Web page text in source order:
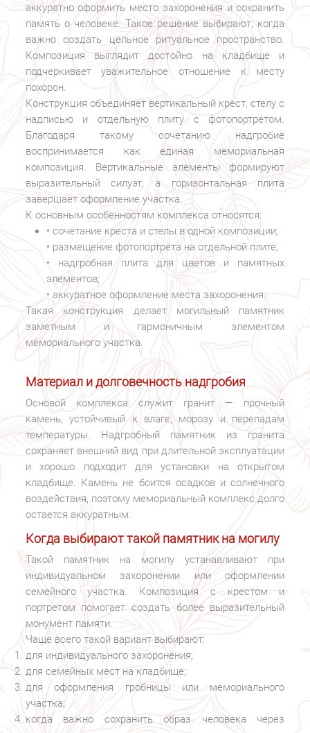
аккуратно оформить место захоронения и сохранить
память о человеке. Такое решение выбирают, когда
важно создать цельное ритуальное пространство.
Композиция выглядит достойно на кладбище и
подчеркивает уважительное отношение к месту
похорон.
Конструкция объединяет вертикальный крест, стелу с
надписью и отдельную плиту с фотопортретом.
Благодаря такому сочетанию надгробие
воспринимается как единая мемориальная
композиция. Вертикальные элементы формируют
выразительный силуэт, а горизонтальная плита
завершает оформление участка.
К основным особенностям комплекса относятся:
• сочетание креста и стелы в одной композиции;
• размещение фотопортрета на отдельной плите;
• надгробная плита для цветов и памятных
элементов;
• аккуратное оформление места захоронения.
Такая конструкция делает могильный памятник
заметным и гармоничным элементом
мемориального участка.
Материал и долговечность надгробия
Основой комплекса служит гранит — прочный
камень, устойчивый к влаге, морозу и перепадам
температуры. Надгробный памятник из гранита
сохраняет внешний вид при длительной эксплуатации
и хорошо подходит для установки на открытом
кладбище. Камень не боится осадков и солнечного
воздействия, поэтому мемориальный комплекс долго
остается аккуратным.
Когда выбирают такой памятник на могилу
Такой памятник на могилу устанавливают при
индивидуальном захоронении или оформлении
семейного участка. Композиция с крестом и
портретом помогает создать более выразительный
монумент памяти.
Чаще всего такой вариант выбирают:
для индивидуального захоронения;
для семейных мест на кладбище;
для оформления гробницы или мемориального
участка;
когда важно сохранить образ человека через